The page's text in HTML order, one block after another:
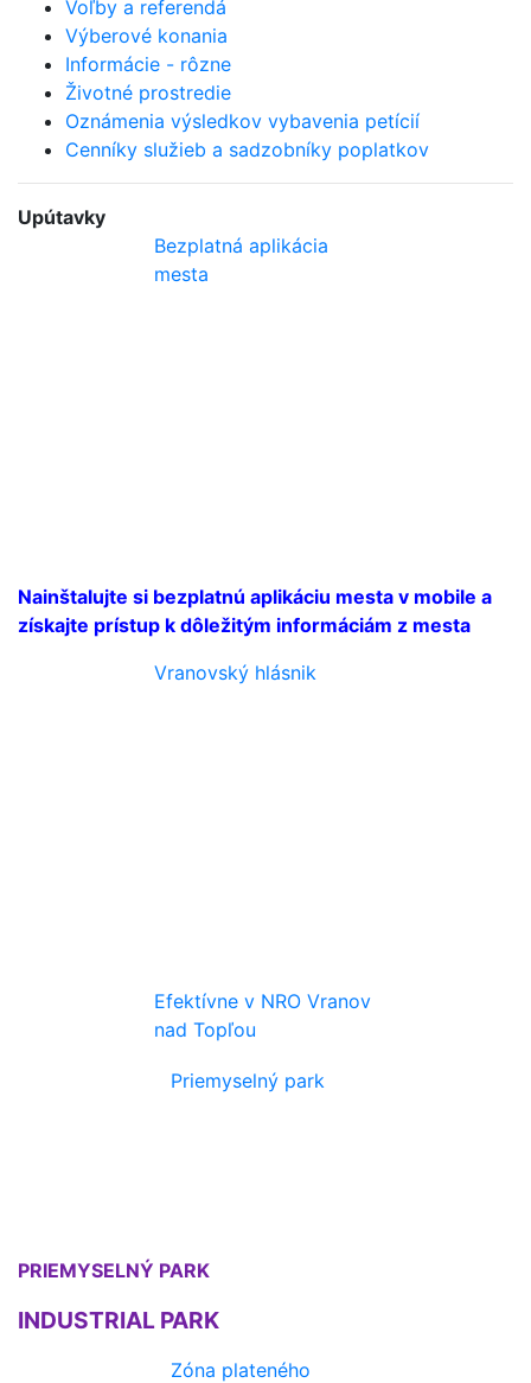
Voľby a referendá
Výberové konania
Informácie - rôzne
Životné prostredie
Oznámenia výsledkov vybavenia petícií
Cenníky služieb a sadzobníky poplatkov
Upútavky
Bezplatná aplikácia
mesta
Nainštalujte si bezplatnú aplikáciu mesta v mobile a
získajte prístup k dôležitým informáciám z mesta
Vranovský hlásnik
Efektívne v NRO Vranov
nad Topľou
Priemyselný park
PRIEMYSELNÝ PARK
INDUSTRIAL PARK
Zóna plateného